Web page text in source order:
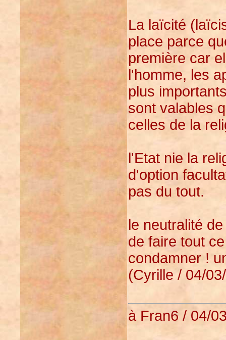
La laïcité
place parce
première car
l'homme, les
plus
sont valables
celles de la
l'Etat nie la
d'option
pas du tout.
le neutralité
de faire tout
condamner !
(Cyrille / 04/
à Fran6 / 04/